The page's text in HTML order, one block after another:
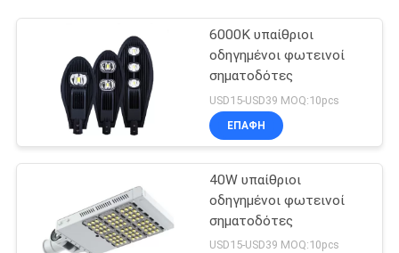
6000K υπαίθριοι
οδηγημένοι φωτεινοί
σηματοδότες
USD15-USD39 MOQ:10pcs
ΕΠΑΦΉ
40W υπαίθριοι
οδηγημένοι φωτεινοί
σηματοδότες
USD15-USD39 MOQ:10pcs